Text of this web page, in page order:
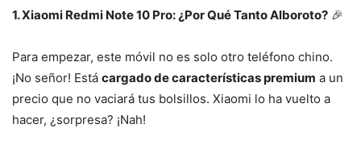
1. Xiaomi Redmi Note 10 Pro: ¿Por Qué Tanto Alboroto? 🎉
Para empezar, este móvil no es solo otro teléfono chino.
¡No señor! Está cargado de características premium a un
precio que no vaciará tus bolsillos. Xiaomi lo ha vuelto a
hacer, ¿sorpresa? ¡Nah!